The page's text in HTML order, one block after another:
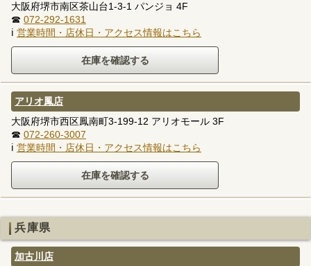
大阪府堺市南区茶山台1-3-1 パンジョ 4F
☎ 072-292-1631
ℹ 営業時間・店休日・アクセス情報はこちら
アリオ鳳店
大阪府堺市西区鳳南町3-199-12 アリオモール 3F
☎ 072-260-3007
ℹ 営業時間・店休日・アクセス情報はこちら
兵庫県
加古川店